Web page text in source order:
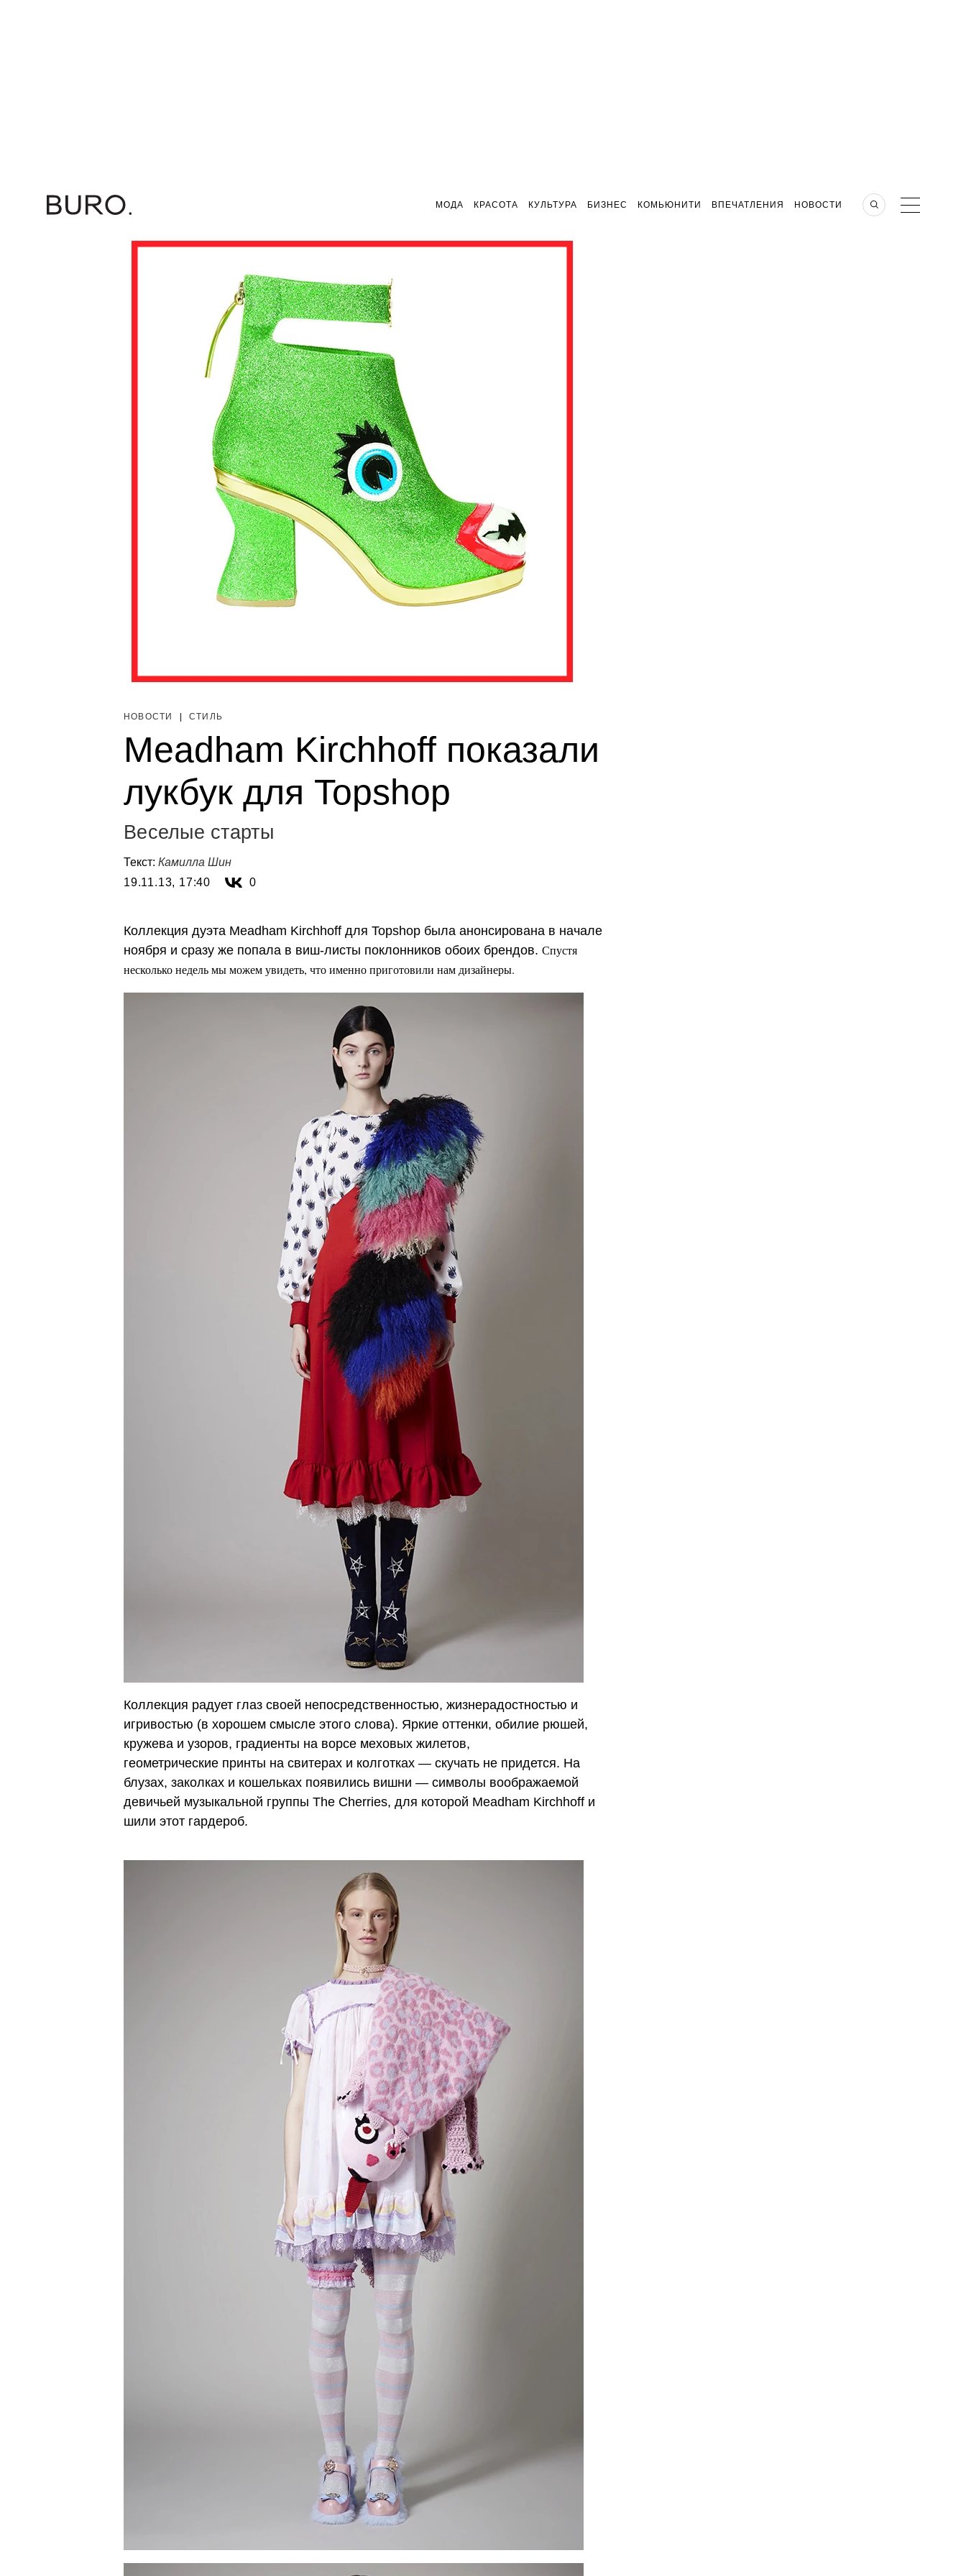
МОДА КРАСОТА КУЛЬТУРА БИЗНЕС КОМЬЮНИТИ ВПЕЧАТЛЕНИЯ НОВОСТИ
НОВОСТИ СТИЛЬ
Meadham Kirchhoff показали
лукбук для Topshop
Веселые старты
Текст: Камилла Шин
19.11.13, 17:40
0
Коллекция дуэта Meadham Kirchhoff для Topshop была анонсирована в начале
ноября и сразу же попала в виш-листы поклонников обоих брендов. Спустя
несколько недель мы можем увидеть, что именно приготовили нам дизайнеры.
Коллекция радует глаз своей непосредственностью, жизнерадостностью и
игривостью (в хорошем смысле этого слова). Яркие оттенки, обилие рюшей,
кружева и узоров, градиенты на ворсе меховых жилетов,
геометрические принты на свитерах и колготках — скучать не придется. На
блузах, заколках и кошельках появились вишни — символы воображаемой
девичьей музыкальной группы The Cherries, для которой Meadham Kirchhoff и
шили этот гардероб.